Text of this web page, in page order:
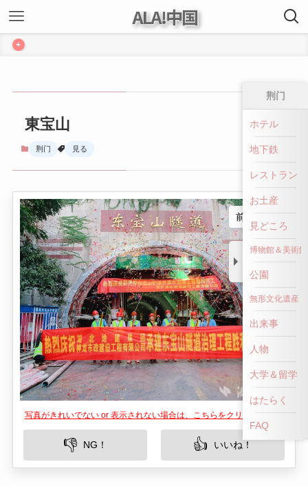
ALA!中国
+
東宝山
荆门 見る
前へ戻る
写真がきれいでない or 表示されない場合は、こちらをクリックして！
👎 NG！ 👍 いいね！
荆门
ホテル
地下鉄
レストラン
お土産
見どころ
博物館＆美術館
公園
無形文化遺産
出来事
人物
大学＆留学
はたらく
FAQ